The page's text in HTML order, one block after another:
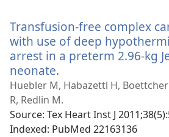
Transfusion-free complex
with use of deep
arrest in a preterm 2.96-kg
neonate.
у
новому
вікні)
Huebler M, Habazettl H,
R, Redlin M.
Source‎: Tex Heart Inst J
Indexed‎: PubMed 22163136